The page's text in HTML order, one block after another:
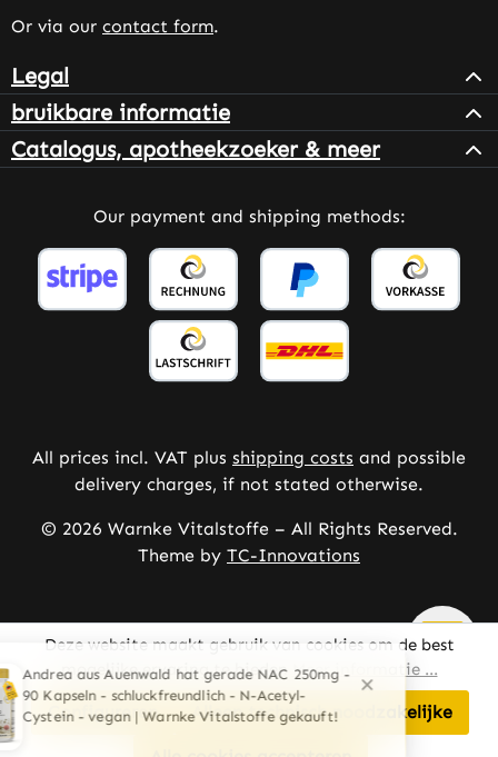
Or via our contact form.
Legal
bruikbare informatie
Catalogus, apotheekzoeker & meer
Our payment and shipping methods:
All prices incl. VAT plus shipping costs and possible
delivery charges, if not stated otherwise.
© 2026 Warnke Vitalstoffe – All Rights Reserved.
Theme by TC-Innovations
Deze website maakt gebruik van cookies om de best
mogelijke ervaring te bieden Meer informatie ...
Alleen technisch noodzakelijke
Configureren